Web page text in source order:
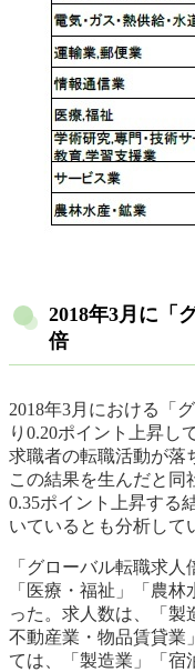
2018年3月に「
倍
2018年3月における「
り0.20ポイント上昇し
求職者の転職活動が落
この結果を生んだと同
0.35ポイント上昇する
いているとも分析して
「グローバル転職求
「医療・福祉」「農
った。求人数は、「製
不動産業・物品賃貸業
ては、「製造業」「宿